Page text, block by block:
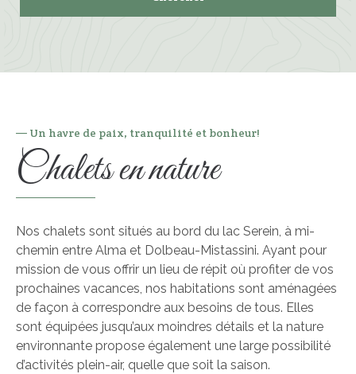
— Un havre de paix, tranquilité et bonheur!
Chalets en nature
Nos chalets sont situés au bord du lac Serein, à mi-
chemin entre Alma et Dolbeau-Mistassini. Ayant pour
mission de vous offrir un lieu de répit où profiter de vos
prochaines vacances, nos habitations sont aménagées
de façon à correspondre aux besoins de tous. Elles
sont équipées jusqu’aux moindres détails et la nature
environnante propose également une large possibilité
d’activités plein-air, quelle que soit la saison.